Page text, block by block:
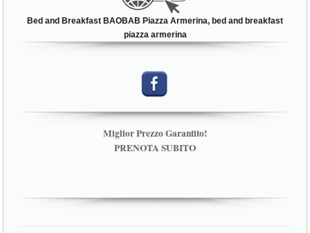
Bed and Breakfast BAOBAB Piazza Armerina, bed and breakfast
piazza armerina
Miglior Prezzo Garantito!
PRENOTA SUBITO